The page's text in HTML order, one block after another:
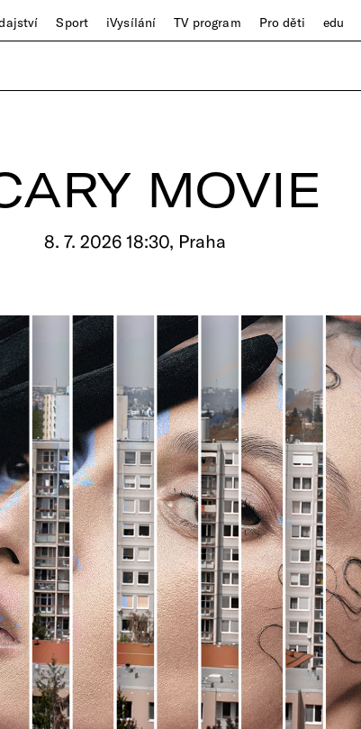
Sport iVysílání TV program Pro děti edu
MOVIE
8. 7. 2026 18:30, Praha